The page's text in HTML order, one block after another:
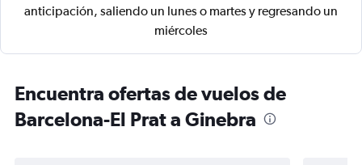
anticipación, saliendo un lunes o martes y regresando un
miércoles
Encuentra ofertas de vuelos de
Barcelona-El Prat a Ginebra